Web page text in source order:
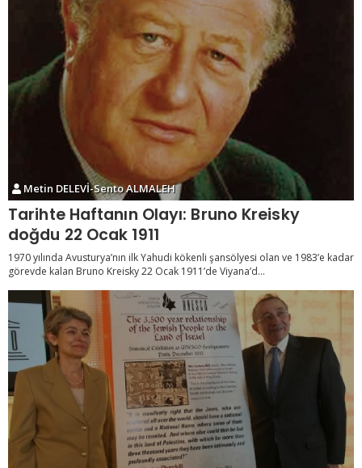
Metin DELEVİ-Sento ALMALEH
Tarihte Haftanın Olayı: Bruno Kreisky
doğdu 22 Ocak 1911
1970 yılında Avusturya’nın ilk Yahudi kökenli şansölyesi olan ve 1983’e kadar
görevde kalan Bruno Kreisky 22 Ocak 1911’de Viyana’d...